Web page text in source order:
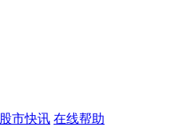
股市快讯 在线帮助